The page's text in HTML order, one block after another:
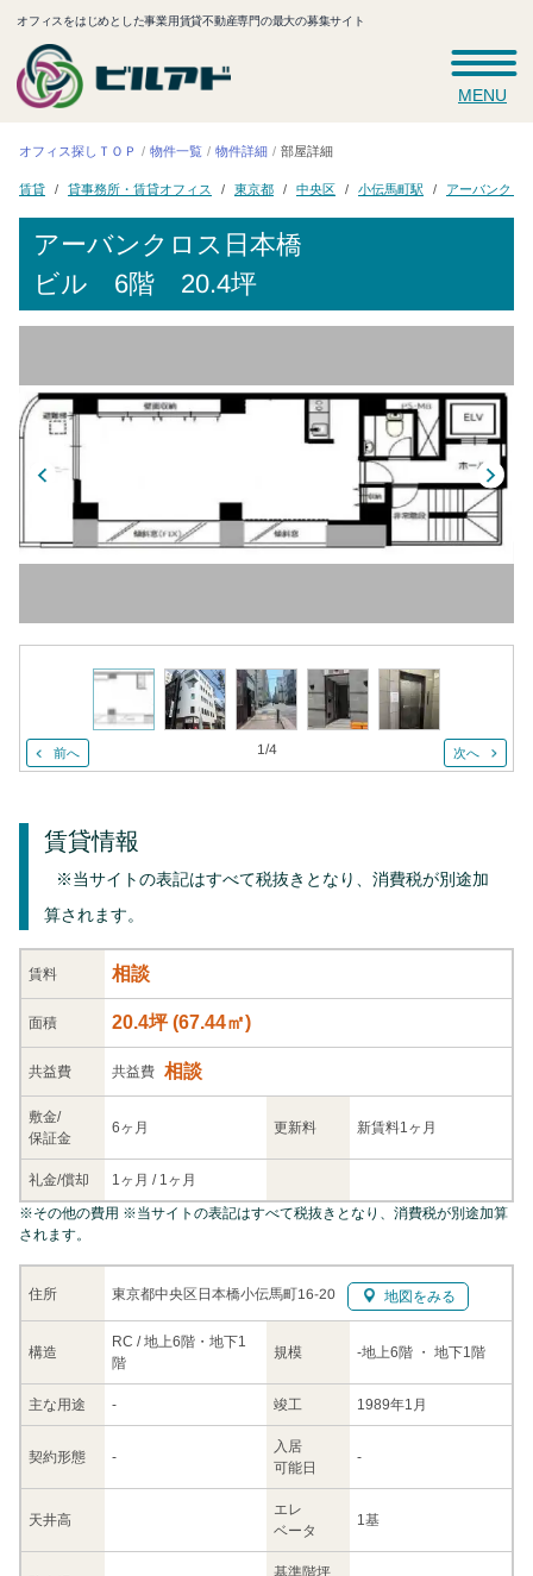
オフィスをはじめとした事業用賃貸不動産専門の最大の募集サイト
MENU
オフィス探しＴＯＰ 物件一覧 物件詳細 部屋詳細
賃貸 貸事務所・賃貸オフィス 東京都 中央区 小伝馬町駅 アーバンクロ
アーバンクロス日本橋
ビル 6階 20.4坪
前へ 1/4 次へ
賃貸情報
※当サイトの表記はすべて税抜きとなり、消費税が別途加
算されます。
賃料 相談
面積 20.4坪(67.44㎡)
共益費 共益費 相談
敷金/
保証金
6ヶ月 更新料 新賃料1ヶ月
礼金/償却 1ヶ月 / 1ヶ月
住所 東京都中央区日本橋小伝馬町16-20 地図をみる
構造
RC / 地上6階・地下1
階
規模 -地上6階 ・ 地下1階
主な用途 - 竣工 1989年1月
契約形態 -
入居
可能日
-
天井高
エレ
ベータ
1基
基準階坪
※その他の費用 ※当サイトの表記はすべて税抜きとなり、消費税が別途加算
されます。